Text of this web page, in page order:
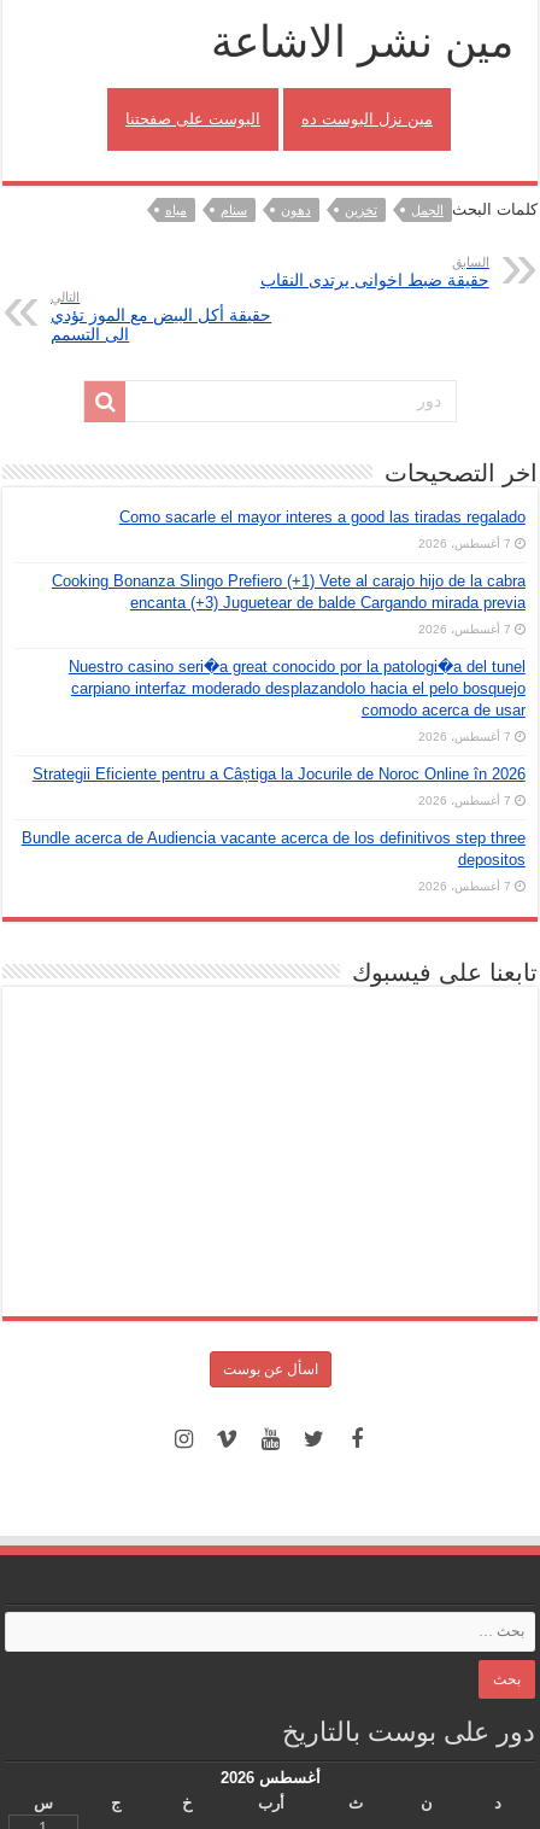
مين نشر الاشاعة
مين نزل البوست ده البوست على صفحتنا
كلمات البحث الجمل تخزين دهون سنام مياه
السابق
حقيقة ضبط اخوانى يرتدى النقاب
التالي
حقيقة أكل البيض مع الموز تؤدي
الى التسمم
اخر التصحيحات
Como sacarle el mayor interes a good las tiradas regalado
7 أغسطس، 2026
Cooking Bonanza Slingo Prefiero (+1) Vete al carajo hijo de la cabra
encanta (+3) Juguetear de balde Cargando mirada previa
7 أغسطس، 2026
Nuestro casino seri�a great conocido por la patologi�a del tunel
carpiano interfaz moderado desplazandolo hacia el pelo bosquejo
comodo acerca de usar
7 أغسطس، 2026
Strategii Eficiente pentru a Câștiga la Jocurile de Noroc Online în 2026
7 أغسطس، 2026
Bundle acerca de Audiencia vacante acerca de los definitivos step three
depositos
7 أغسطس، 2026
تابعنا على فيسبوك
اسأل عن بوست
دور على بوست بالتاريخ
أغسطس 2026
د
ن ث أرب خ ج
س